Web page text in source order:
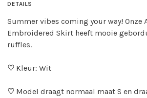
DETAILS
Summer vibes coming your way! Onze
Embroidered Skirt heeft mooie
ruffles.
♡ Kleur: Wit
♡ Model draagt normaal maat S en